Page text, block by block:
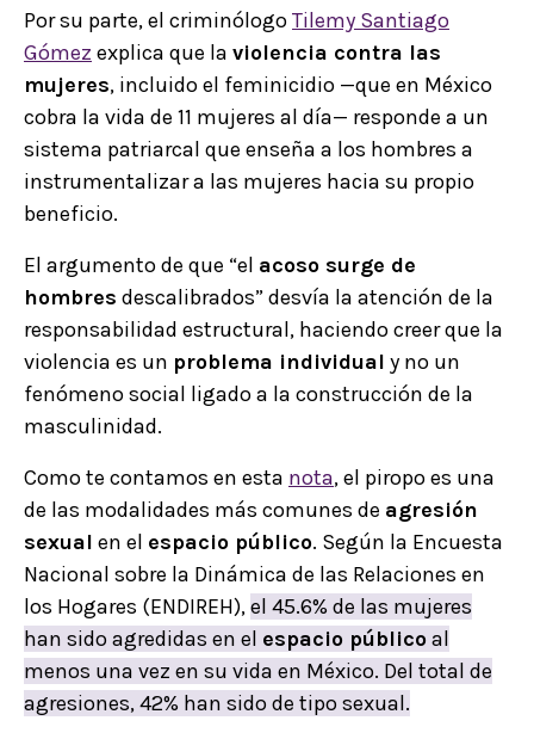
Por su parte, el criminólogoTilemy Santiago
Gómez explica que la violencia contra las
mujeres, incluido el feminicidio —que en México
cobra la vida de 11 mujeres al día— responde a un
sistema patriarcal que enseña a los hombres a
instrumentalizar a las mujeres hacia su propio
beneficio.
El argumento de que “el acoso surge de
hombres descalibrados” desvía la atención de la
responsabilidad estructural, haciendo creer que la
violencia es un problema individual y no un
fenómeno social ligado a la construcción de la
masculinidad.
Como te contamos en esta nota, el piropo es una
de las modalidades más comunes de agresión
sexual en el espacio público. Según la Encuesta
Nacional sobre la Dinámica de las Relaciones en
los Hogares (ENDIREH),el 45.6% de las mujeres
han sido agredidas en el espacio públicoal
menos una vez en su vida en México. Del total de
agresiones, 42% han sido de tipo sexual.